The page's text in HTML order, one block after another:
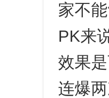
家不
PK来
效果
连爆